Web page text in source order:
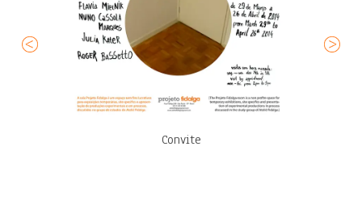
Convite
Cidade Íntima
Cidade Íntima